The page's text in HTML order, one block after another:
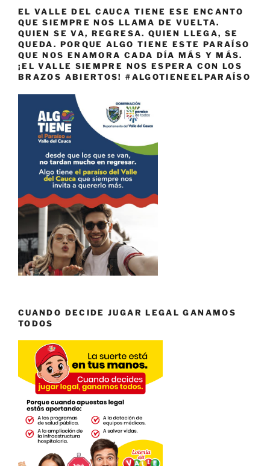
EL VALLE DEL CAUCA TIENE ESE ENCANTO
QUE SIEMPRE NOS LLAMA DE VUELTA.
QUIEN SE VA, REGRESA. QUIEN LLEGA, SE
QUEDA. PORQUE ALGO TIENE ESTE PARAÍSO
QUE NOS ENAMORA CADA DÍA MÁS Y MÁS.
¡EL VALLE SIEMPRE NOS ESPERA CON LOS
BRAZOS ABIERTOS! #ALGOTIENEELPARAÍSO
CUANDO DECIDE JUGAR LEGAL GANAMOS
TODOS